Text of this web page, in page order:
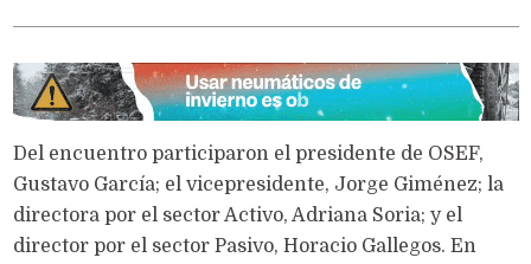
Del encuentro participaron el presidente de OSEF,
Gustavo García; el vicepresidente, Jorge Giménez; la
directora por el sector Activo, Adriana Soria; y el
director por el sector Pasivo, Horacio Gallegos. En